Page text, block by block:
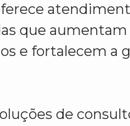
que aumentam
e fortalecem a
de